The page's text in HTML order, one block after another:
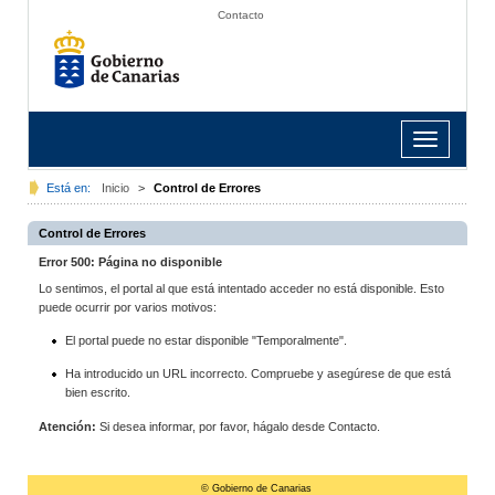
Contacto
Toggle
navigation
Está en: Inicio > Control de Errores
Control de Errores
Error 500: Página no disponible
Lo sentimos, el portal al que está intentado acceder no está disponible. Esto
puede ocurrir por varios motivos:
El portal puede no estar disponible "Temporalmente".
Ha introducido un URL incorrecto. Compruebe y asegúrese de que está
bien escrito.
Atención: Si desea informar, por favor, hágalo desde Contacto.
© Gobierno de Canarias